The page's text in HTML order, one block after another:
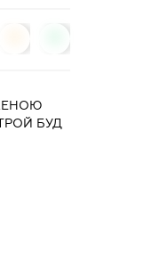
БУД